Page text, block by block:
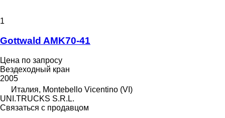
1
Gottwald AMK70-41
Цена по запросу
Вездеходный кран
2005
Италия, Montebello Vicentino (VI)
UNI.TRUCKS S.R.L.
Связаться с продавцом